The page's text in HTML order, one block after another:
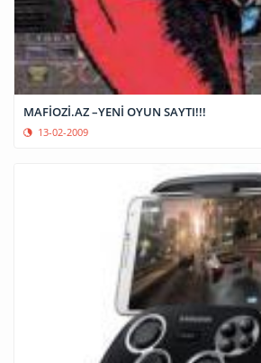
MAFİOZİ.AZ –YENİ OYUN SAYTI!!!
13-02-2009